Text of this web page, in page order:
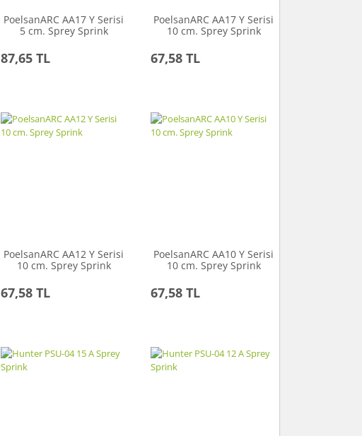
PoelsanARC AA17 Y Serisi
5 cm. Sprey Sprink
87,65 TL
PoelsanARC AA17 Y Serisi
10 cm. Sprey Sprink
67,58 TL
PoelsanARC AA12 Y Serisi
10 cm. Sprey Sprink
67,58 TL
PoelsanARC AA10 Y Serisi
10 cm. Sprey Sprink
67,58 TL